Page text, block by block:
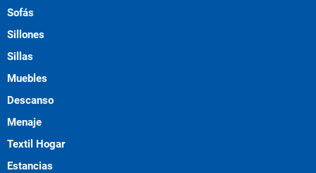
Sofás
Sillones
Sillas
Muebles
Descanso
Menaje
Textil Hogar
Estancias